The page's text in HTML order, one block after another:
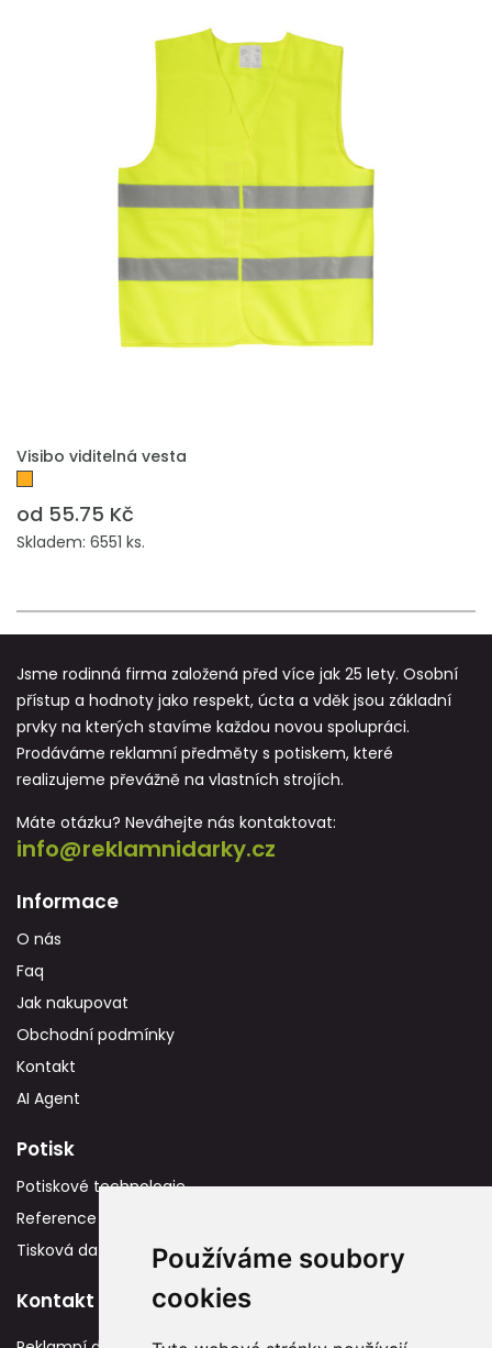
Používáme soubory
cookies
PŘIDAT DO POPTÁVKY
Visibo viditelná vesta
od 55.75 Kč
Skladem: 6551 ks.
Jsme rodinná firma založená před více jak 25 lety. Osobní
přístup a hodnoty jako respekt, úcta a vděk jsou základní
prvky na kterých stavíme každou novou spolupráci.
Prodáváme reklamní předměty s potiskem, které
realizujeme převážně na vlastních strojích.
Máte otázku? Neváhejte nás kontaktovat:
info@reklamnidarky.cz
Informace
O nás
Faq
Jak nakupovat
Obchodní podmínky
Kontakt
AI Agent
Potisk
Potiskové technologie
Reference
Tisková data
Kontakt